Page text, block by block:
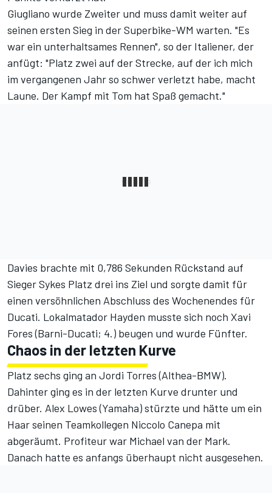
Giugliano wurde Zweiter und muss damit weiter auf
seinen ersten Sieg in der Superbike-WM warten. "Es
war ein unterhaltsames Rennen", so der Italiener, der
anfügt: "Platz zwei auf der Strecke, auf der ich mich
im vergangenen Jahr so schwer verletzt habe, macht
Laune. Der Kampf mit Tom hat Spaß gemacht."
Davies brachte mit 0,786 Sekunden Rückstand auf
Sieger Sykes Platz drei ins Ziel und sorgte damit für
einen versöhnlichen Abschluss des Wochenendes für
Ducati. Lokalmatador Hayden musste sich noch Xavi
Fores (Barni-Ducati; 4.) beugen und wurde Fünfter.
Chaos in der letzten Kurve
Platz sechs ging an Jordi Torres (Althea-BMW).
Dahinter ging es in der letzten Kurve drunter und
drüber. Alex Lowes (Yamaha) stürzte und hätte um ein
Haar seinen Teamkollegen Niccolo Canepa mit
abgeräumt. Profiteur war Michael van der Mark.
Danach hatte es anfangs überhaupt nicht ausgesehen.